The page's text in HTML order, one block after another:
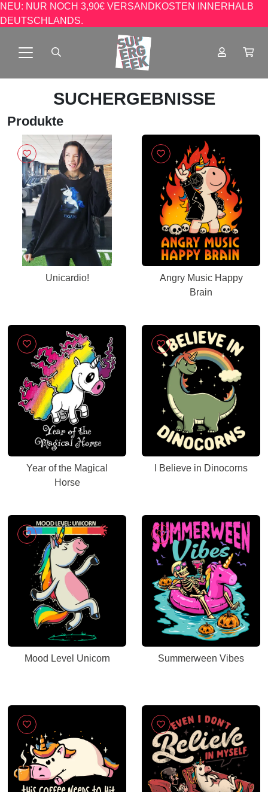
NEU: NUR NOCH 3,90€ VERSANDKOSTEN INNERHALB
DEUTSCHLANDS.
SUCHERGEBNISSE
Produkte
Unicardio!
Angry Music Happy
Brain
Year of the Magical
Horse
I Believe in Dinocorns
Mood Level Unicorn Summerween Vibes